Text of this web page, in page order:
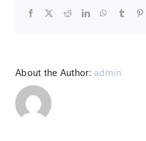
Facebook RedditLinkedInWhatsApp
Tumblr
About the Author: admin